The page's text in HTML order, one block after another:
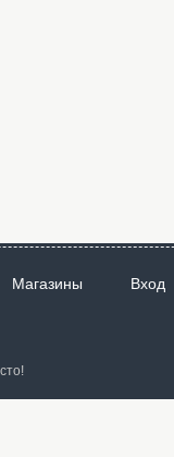
Магазины Вход